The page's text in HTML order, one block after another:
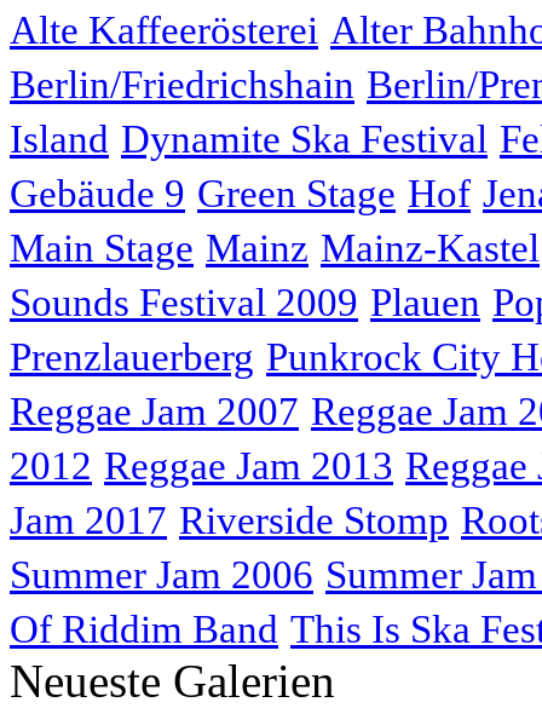
Alte Kaffeerösterei Alter
Berlin/Friedrichshain Berlin/
Island Dynamite Ska Festival
Gebäude 9 Green Stage Hof
Main Stage Mainz Mainz-Kastel
Sounds Festival 2009 Plauen
Prenzlauerberg Punkrock City
Reggae Jam 2007 Reggae Jam
2012 Reggae Jam 2013 Reggae
Jam 2017 Riverside Stomp
Summer Jam 2006 Summer
Of Riddim Band This Is Ska
Neueste Galerien